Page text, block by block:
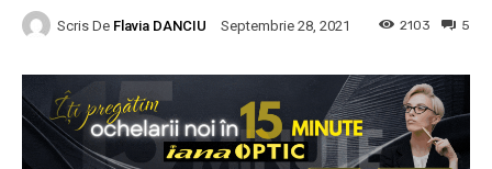
Scris De Flavia DANCIU Septembrie 28, 2021 5
2103